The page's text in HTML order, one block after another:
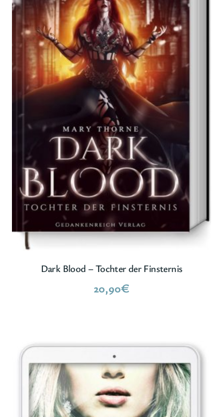
Dark Blood – Tochter der Finsternis
20,90€